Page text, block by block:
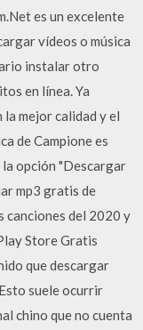
es un excelente
vídeos o música
instalar otro
en línea. Ya
la mejor calidad y el
de Campione es
la opción "Descargar
mp3 gratis de
canciones del 2020 y
Store Gratis
que descargar
suele ocurrir
chino que no cuenta